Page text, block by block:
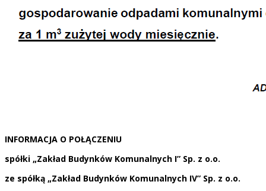
INFORMACJA O POŁĄCZENIU
spółki „Zakład Budynków Komunalnych I” Sp. z o.o.
ze spółką „Zakład Budynków Komunalnych IV” Sp. z o.o.